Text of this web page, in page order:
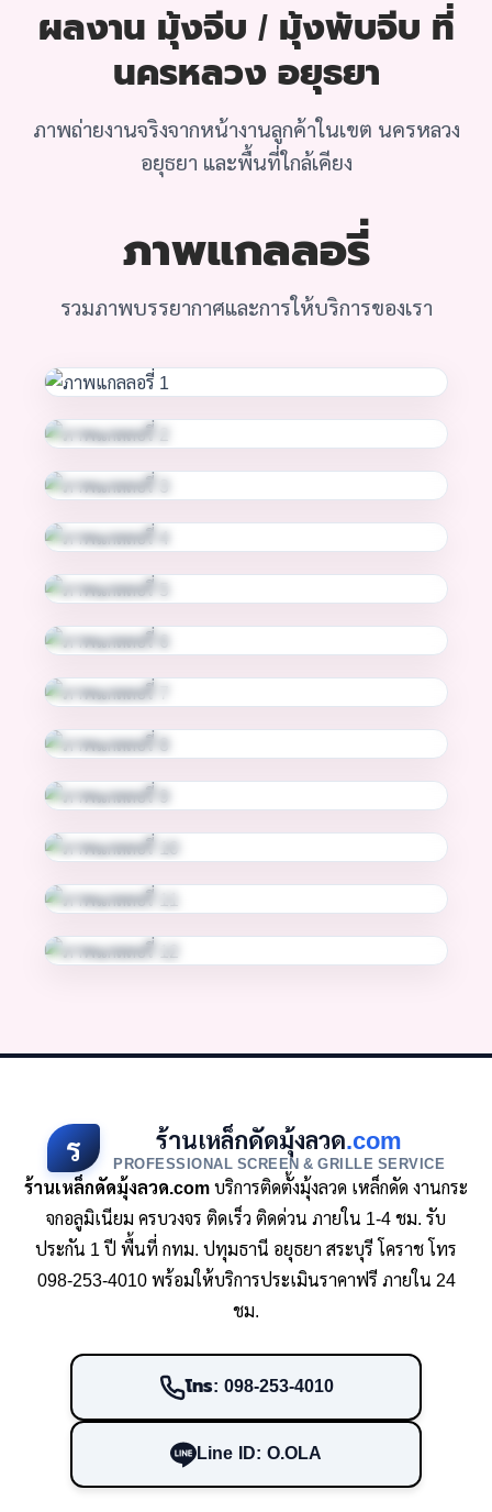
ผลงาน มุ้งจีบ / มุ้งพับจีบ ที่
นครหลวง อยุธยา
ภาพถ่ายงานจริงจากหน้างานลูกค้าในเขต นครหลวง
อยุธยา และพื้นที่ใกล้เคียง
ภาพแกลลอรี่
รวมภาพบรรยากาศและการให้บริการของเรา
ร ร้านเหล็กดัดมุ้งลวด.com
PROFESSIONAL SCREEN & GRILLE SERVICE
ร้านเหล็กดัดมุ้งลวด.comบริการติดตั้งมุ้งลวด เหล็กดัด งานกระ
จกอลูมิเนียม ครบวงจร ติดเร็ว ติดด่วน ภายใน 1-4 ชม. รับ
ประกัน 1 ปี พื้นที่ กทม. ปทุมธานี อยุธยา สระบุรี โคราช โทร
098-253-4010 พร้อมให้บริการประเมินราคาฟรี ภายใน 24
ชม.
โทร: 098-253-4010
Line ID: O.OLA